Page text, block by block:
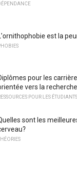
est la
pour les
vers la recherche
POUR LES ÉTUDIANTS
sont les